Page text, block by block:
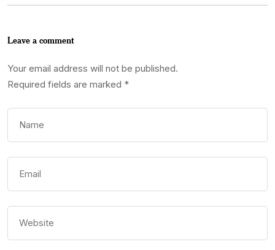
Leave a comment
Your email address will not be published.
Required fields are marked *